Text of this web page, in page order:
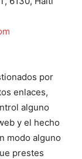
por
enlaces,
alguno
y el hecho
modo alguno
prestes